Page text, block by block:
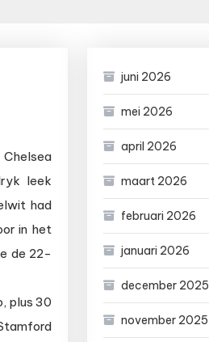
leek
had
in het
de 22-
plus 30
juni 2026
mei 2026
april 2026
maart 2026
februari 2026
januari 2026
december 2025
november 2025